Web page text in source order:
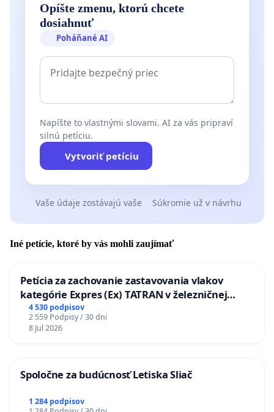
Opíšte zmenu, ktorú chcete
dosiahnuť
Poháňané AI
Napíšte to vlastnými slovami. AI za vás pripraví
silnú petíciu.
Vytvoriť petíciu
Vaše údaje zostávajú vaše Súkromie už v návrhu
Iné petície, ktoré by vás mohli zaujímať
Petícia za zachovanie zastavovania vlakov
kategórie Expres (Ex) TATRAN v železničnej
stanici Púchov
4 530 podpisov
2 559 Podpisy / 30 dni
8 Jul 2026
Spoločne za budúcnosť Letiska Sliač
1 284 podpisov